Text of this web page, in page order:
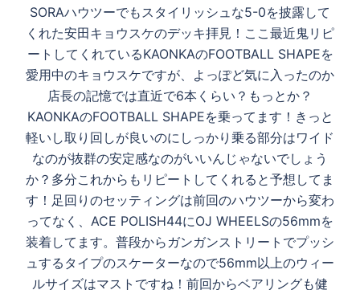
SORAハウツーでもスタイリッシュな5-0を披露して
くれた安田キョウスケのデッキ拝見！ここ最近鬼リピ
ートしてくれているKAONKAのFOOTBALL SHAPEを
愛用中のキョウスケですが、よっぽど気に入ったのか
店長の記憶では直近で6本くらい？もっとか？
KAONKAのFOOTBALL SHAPEを乗ってます！きっと
軽いし取り回しが良いのにしっかり乗る部分はワイド
なのが抜群の安定感なのがいいんじゃないでしょう
か？多分これからもリピートしてくれると予想してま
す！足回りのセッティングは前回のハウツーから変わ
ってなく、ACE POLISH44にOJ WHEELSの56mmを
装着してます。普段からガンガンストリートでプッシ
ュするタイプのスケーターなので56mm以上のウィー
ルサイズはマストですね！前回からベアリングも健